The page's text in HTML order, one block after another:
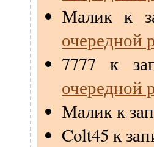
Малик к
очередной
7777 к
очередной
Маликк
Colt45 к